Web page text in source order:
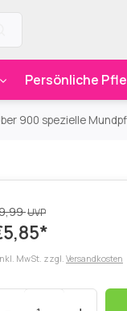
Persönliche
900 spezielle
UVP
MwSt. zzgl. Versandkosten